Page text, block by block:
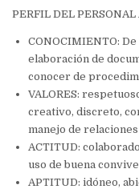
PERFIL DEL
CONOCIMIENTO:
elaboración de
conocer de
VALORES:
creativo, discreto,
manejo de
ACTITUD:
uso de buena
APTITUD: idóneo,